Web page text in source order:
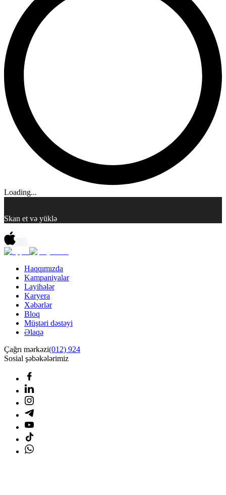
Loading...
Skan et və yüklə
Haqqımızda
Kampaniyalar
Layihələr
Karyera
Xəbərlər
Bloq
Müştəri dəstəyi
Əlaqə
Çağrı mərkəzi(012) 924
Sosial şəbəkələrimiz